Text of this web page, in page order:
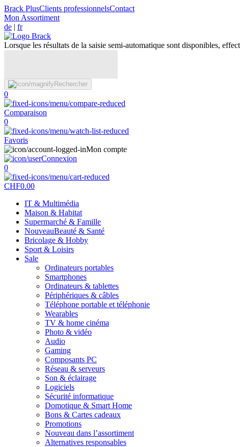
Brack PlusClients professionnelsContact
Mon Assortiment
de | fr
Lorsque les résultats de la saisie semi-automatique sont disponibles,
Rechercher
0
Comparaison
0
Favoris
Mon compte
Connexion
0
CHF0.00
IT & Multimédia
Maison & Habitat
Supermarché & Famille
NouveauBeauté & Santé
Bricolage & Hobby
Sport & Loisirs
Sale
Ordinateurs portables
Smartphones
Ordinateurs & tablettes
Périphériques & câbles
Téléphone portable et téléphonie
Wearables
TV & home cinéma
Photo & vidéo
Audio
Gaming
Composants PC
Réseau & serveurs
Son & éclairage
Logiciels
Sécurité informatique
Domotique & Smart Home
Bons & Cartes cadeaux
Promotions
Nouveau dans l’assortiment
Alternatives responsables